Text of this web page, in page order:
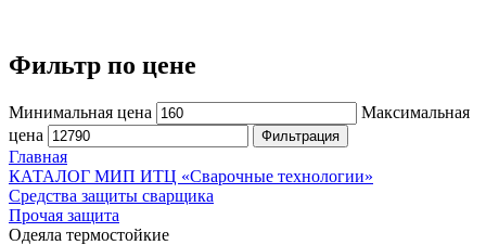
Фильтр по цене
Минимальная цена
Максимальная
цена
Фильтрация
Главная
КАТАЛОГ МИП ИТЦ «Сварочные технологии»
Средства защиты сварщика
Прочая защита
Одеяла термостойкие